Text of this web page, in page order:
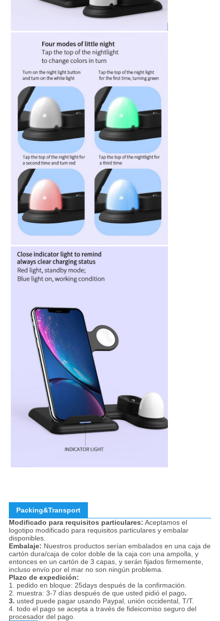
Packing&Transport
Modificado para requisitos particulares: Aceptamos el
logotipo modificado para requisitos particulares y embalar
disponibles.
Embalaje: Nuestros productos serían embalados en una caja de
cartón dura/caja de color doble de la caja con una ampolla, y
entonces en un cartón de 3 capas, y serán fijados firmemente,
incluso envío por el mar no son ningún problema.
Plazo de expedición:
1. pedido en bloque: 25days después de la confirmación.
2. muestra: 3-7 días después de que usted pidió el pago.
3. usted puede pagar usando Paypal, unión occidental, T/T.
4. todo el pago se acepta a través de fideicomiso seguro del
procesador del pago.